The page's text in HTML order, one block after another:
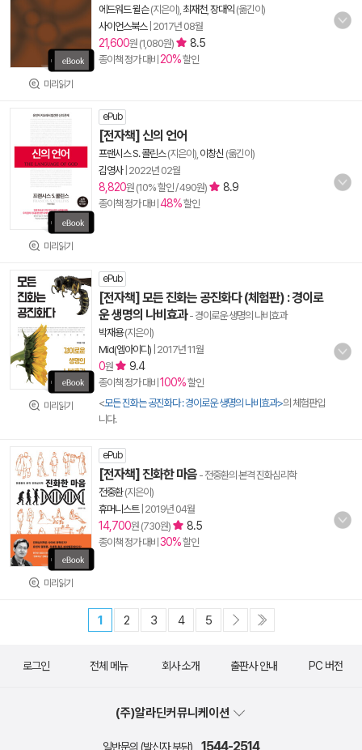
미리읽기
에드워드 윌슨(지은이), 최재천, 장대익 (옮긴이)
사이언스북스| 2017년 08월
21,600원 (1,080원) 8.5
종이책 정가 대비 20%할인
미리읽기
ePub
[전자책] 신의 언어
프랜시스 S. 콜린스(지은이), 이창신 (옮긴이)
김영사| 2022년 02월
8,820원 (10% 할인 / 490원) 8.9
종이책 정가 대비 48%할인
미리읽기
ePub
[전자책] 모든 진화는 공진화다 (체험판) : 경이로
운 생명의 나비효과- 경이로운 생명의 나비효과
박재용(지은이)
Mid(엠아이디) 2017년 11월
0원 9.4
종이책 정가 대비 100%할인
<모든 진화는 공진화다 : 경이로운 생명의 나비효과>의 체험판입
니다.
미리읽기
ePub
[전자책] 진화한 마음 - 전중환의 본격 진화심리학
전중환(지은이)
휴머니스트| 2019년 04월
14,700원 (730원) 8.5
종이책 정가 대비 30%할인
1 2 3 4 5
로그인 전체 메뉴 회사 소개 출판사 안내 PC 버전
(주)알라딘커뮤니케이션
일반문의 (발신자 부담) 1544-2514